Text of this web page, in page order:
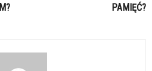
PAMIĘĆ?